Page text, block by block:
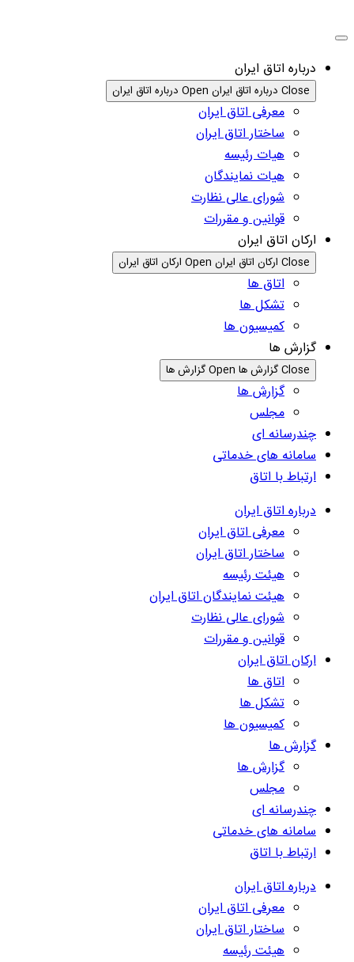
درباره اتاق ایران
Close درباره اتاق ایران Open درباره اتاق ایران
معرفی اتاق ایران
ساختار اتاق ایران
هیات رئیسه
هیات نمایندگان
شورای عالی نظارت
قوانین و مقررات
ارکان اتاق ایران
Close ارکان اتاق ایران Open ارکان اتاق ایران
اتاق ها
تشکل ها
کمیسیون ها
گزارش ها
Close گزارش ها Open گزارش ها
گزارش ها
مجلس
چندرسانه ای
سامانه های خدماتی
ارتباط با اتاق
درباره اتاق ایران
معرفی اتاق ایران
ساختار اتاق ایران
هیئت رئیسه
هیئت نمایندگان اتاق ایران
شورای عالی نظارت
قوانین و مقررات
ارکان اتاق ایران
اتاق ها
تشکل ها
کمیسیون ها
گزارش ها
گزارش ها
مجلس
چندرسانه ای
سامانه های خدماتی
ارتباط با اتاق
درباره اتاق ایران
معرفی اتاق ایران
ساختار اتاق ایران
هیئت رئیسه